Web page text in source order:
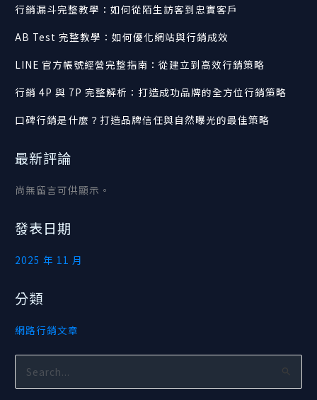
行銷漏斗完整教學：如何從陌生訪客到忠實客戶
AB Test 完整教學：如何優化網站與行銷成效
LINE 官方帳號經營完整指南：從建立到高效行銷策略
行銷 4P 與 7P 完整解析：打造成功品牌的全方位行銷策略
口碑行銷是什麼？打造品牌信任與自然曝光的最佳策略
最新評論
尚無留言可供顯示。
發表日期
2025 年 11 月
分類
網路行銷文章
尋